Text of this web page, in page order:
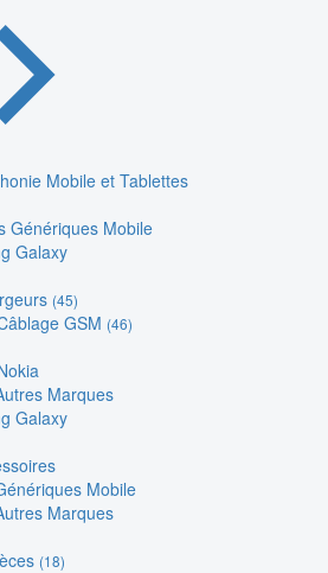
Mobile et Tablettes
Génériques Mobile
Galaxy
(45)
GSM (46)
Marques
Galaxy
Mobile
Marques
(18)